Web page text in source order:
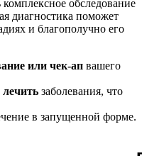
комплексное обследование
диагностика поможет
и благополучно его
или чек-ап вашего
лечить заболевания, что
в запущенной форме.